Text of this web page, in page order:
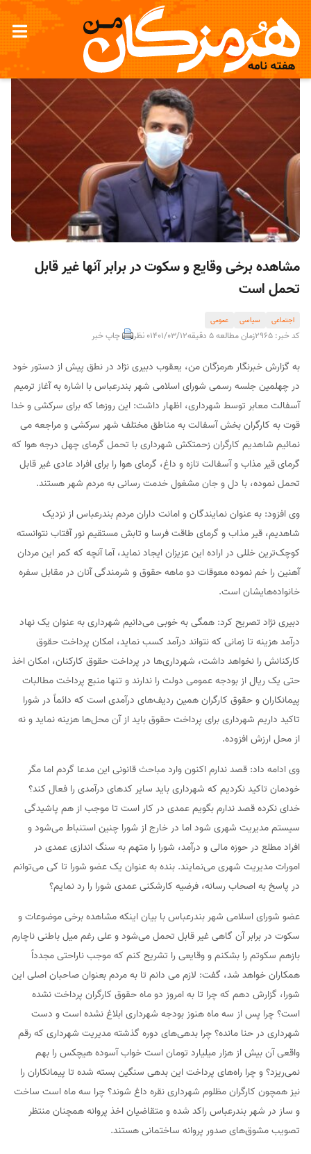
مشاهده برخی وقايع و سكوت در برابر آنها غير قابل
تحمل است
اجتماعی سیاسی عمومی
کد خبر: 2965 زمان مطالعه 5 دقیقه 1401/03/120 نظر چاپ خبر
به گزارش خبرنگار هرمزگان من، یعقوب دبیری نژاد در نطق پیش از دستور خود
در چهلمین جلسه رسمی شورای اسلامی شهر بندرعباس با اشاره به آغاز ترمیم
آسفالت معابر توسط شهرداری، اظهار داشت: این روزها که برای سرکشی و خدا
قوت به کارگران بخش آسفالت به مناطق مختلف شهر سرکشی و مراجعه می
نمائیم شاهدیم کارگران زحمتکش شهرداری با تحمل گرمای چهل درجه هوا که
گرمای قیر مذاب و آسفالت تازه و داغ، گرمای هوا را برای افراد عادی غیر قابل
تحمل نموده، با دل و جان مشغول خدمت رسانی به مردم شهر هستند.
وی افزود: به عنوان نمایندگان و امانت داران مردم بندرعباس از نزدیک
شاهدیم، قیر مذاب و گرمای طاقت فرسا و تابش مستقیم نور آفتاب نتوانسته
کوچک‌ترین خللی در اراده این عزیزان ایجاد نماید، آما آنچه که کمر این مردان
آهنین را خم نموده معوقات دو ماهه حقوق و شرمندگی آنان در مقابل سفره
خانواده‌هایشان است.
دبیری نژاد تصریح کرد: همگی به خوبی می‌دانیم شهرداری به عنوان یک نهاد
درآمد هزینه تا زمانی که نتواند درآمد کسب نماید، امکان پرداخت حقوق
کارکنانش را نخواهد داشت، شهرداری‌ها در پرداخت حقوق کارکنان، امکان اخذ
حتی یک ریال از بودجه عمومی دولت را ندارند و تنها منبع پرداخت مطالبات
پیمانکاران و حقوق کارگران همین ردیف‌های درآمدی است که دائماً در شورا
تاکید داریم شهرداری برای پرداخت حقوق باید از آن محل‌ها هزینه نماید و نه
از محل ارزش افزوده.
وی ادامه داد: قصد ندارم اکنون وارد مباحث قانونی این مدعا گردم اما مگر
خودمان تاکید نکردیم که شهرداری باید سایر کدهای درآمدی را فعال کند؟
خدای نکرده قصد ندارم بگویم عمدی در کار است تا موجب از هم پاشیدگی
سیستم مدیریت شهری شود اما در خارج از شورا چنین استنباط می‌شود و
افراد مطلع در حوزه مالی و درآمد، شورا را متهم به سنگ اندازی عمدی در
امورات مدیریت شهری می‌نمایند. بنده به عنوان یک عضو شورا تا کی می‌توانم
در پاسخ به اصحاب رسانه، فرضیه کارشکنی عمدی شورا را رد نمایم؟
عضو شورای اسلامی شهر بندرعباس با بیان اینکه مشاهده برخی موضوعات و
سکوت در برابر آن گاهی غیر قابل تحمل می‌شود و علی رغم میل باطنی ناچارم
بازهم سکوتم را بشکنم و وقایعی را تشریح کنم که موجب ناراحتی مجدداً
همکاران خواهد شد، گفت: لازم می دانم تا به مردم بعنوان صاحبان اصلی این
شورا، گزارش دهم که چرا تا به امروز دو ماه حقوق کارگران پرداخت نشده
است؟ چرا پس از سه ماه هنوز بودجه شهرداری ابلاغ نشده است و دست
شهرداری در حنا مانده؟ چرا بدهی‌های دوره گذشته مدیریت شهرداری که رقم
واقعی آن بیش از هزار میلیارد تومان است خواب آسوده هیچکس را بهم
نمی‌ریزد؟ و چرا راه‌های پرداخت این بدهی سنگین بسته شده تا پیمانکاران را
نیز همچون کارگران مظلوم شهرداری نقره داغ شوند؟ چرا سه ماه است ساخت
و ساز در شهر بندرعباس راکد شده و متقاضیان اخذ پروانه همچنان منتظر
تصویب مشوق‌های صدور پروانه ساختمانی هستند.